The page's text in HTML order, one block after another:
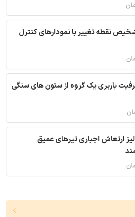
نقطه تغییر با نمودارهای کنترل
باربری یک گروه از ستون های سنگی
ارتعاش اجباری تیرهای عمیق